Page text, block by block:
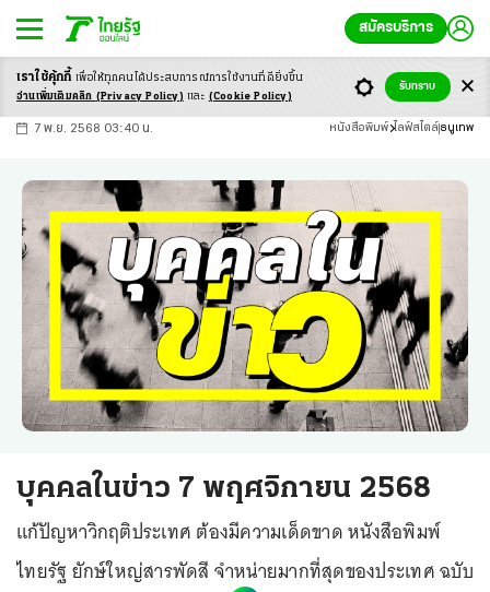
สมัครบริการ
-ก ก ก+
7 พ.ย. 2568 03:40 น. หนังสือพิมพ์ ไลฟ์สไตล์ ธนูเทพ
บุคคลในข่าว 7 พฤศจิกายน 2568
แก้ปัญหาวิกฤติประเทศ ต้องมีความเด็ดขาด หนังสือพิมพ์
ไทยรัฐ ยักษ์ใหญ่สารพัดสี จำหน่ายมากที่สุดของประเทศ ฉบับ
เราใช้คุ้กกี้ เพื่อให้ทุกคนได้ประสบการณ์การใช้งานที่ดียิ่งขึ้น
อ่านเพิ่มเติมคลิก (Privacy Policy) และ (Cookie Policy)
รับทราบ